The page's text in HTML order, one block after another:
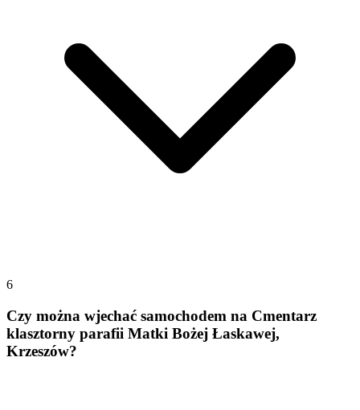
6
Czy można wjechać samochodem na Cmentarz
klasztorny parafii Matki Bożej Łaskawej,
Krzeszów?